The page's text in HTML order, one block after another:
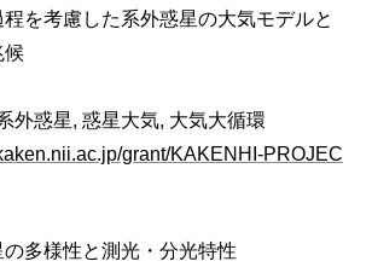
を考慮した系外惑星の大気モデルと
候
外惑星, 惑星大気, 大気大循環
grant/KAKENHI-PROJEC
多様性と測光・分光特性